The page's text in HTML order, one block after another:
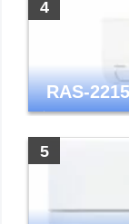
RAS-
年モデル